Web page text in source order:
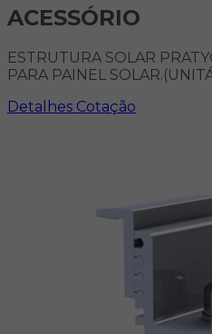
ACESSÓRIO
ESTRUTURA SOLAR
PARA PAINEL
Detalhes Cotação